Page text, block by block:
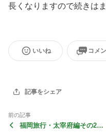
長くなりますので続きは
いいね コメ
記事をシェア
前の記事
福岡旅行・太宰府編その2ヽ